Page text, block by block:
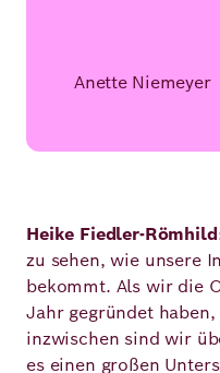
Anette Niemeyer
Heike Fiedler-Römhild
zu sehen, wie unsere
bekommt. Als wir die
Jahr gegründet
inzwischen sind wir
es einen großen